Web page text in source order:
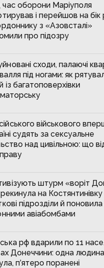
час оборони Маріуполя
і перейшов на бік
з «Азовсталі»
про підозру
сходи, палаючі
під ногами: як
із багатоповерхівки
військового
судять за сексуальне
над цивільною: що
штурм «воріт
на Костянтинівку
підрозділи й
авіабомбами
рф вдарили по 11
Донеччини: одна людина
п’ятеро поранені